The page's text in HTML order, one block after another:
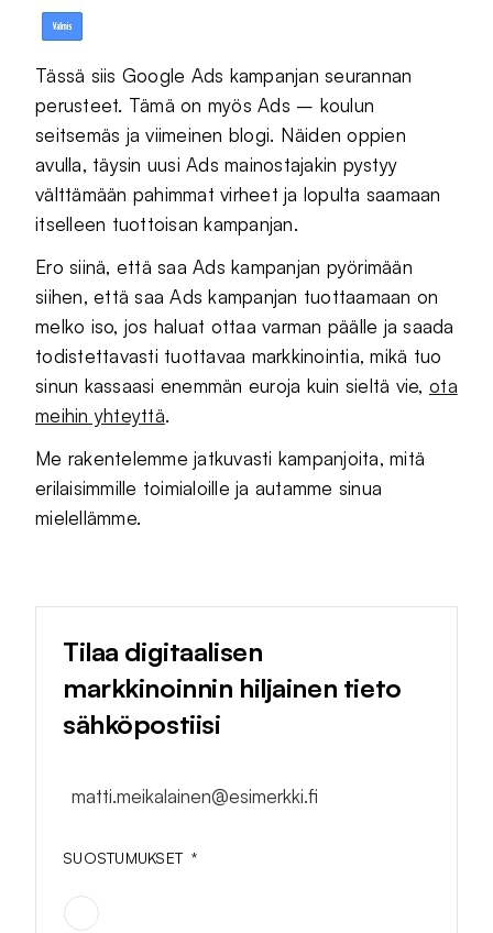
Tässä siis Google Ads kampanjan seurannan
perusteet. Tämä on myös Ads – koulun
seitsemäs ja viimeinen blogi. Näiden oppien
avulla, täysin uusi Ads mainostajakin pystyy
välttämään pahimmat virheet ja lopulta saamaan
itselleen tuottoisan kampanjan.
Ero siinä, että saa Ads kampanjan pyörimään
siihen, että saa Ads kampanjan tuottaamaan on
melko iso, jos haluat ottaa varman päälle ja saada
todistettavasti tuottavaa markkinointia, mikä tuo
sinun kassaasi enemmän euroja kuin sieltä vie, ota
meihin yhteyttä.
Me rakentelemme jatkuvasti kampanjoita, mitä
erilaisimmille toimialoille ja autamme sinua
mielellämme.
Tilaa digitaalisen
markkinoinnin hiljainen tieto
sähköpostiisi
SUOSTUMUKSET *